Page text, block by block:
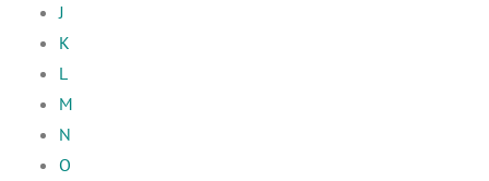
J
K
L
M
N
O